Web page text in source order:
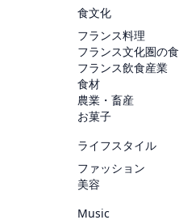
食文化
フランス料理
フランス文化圏の食
フランス飲食産業
食材
農業・畜産
お菓子
ライフスタイル
ファッション
美容
Music